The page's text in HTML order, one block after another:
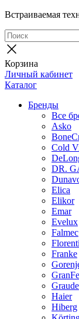
Встраиваемая
Корзина
Личный кабинет
Каталог
Бренды
Все
Asko
Cold
DR.
Elica
Elikor
Emar
Evelux
Falmec
Franke
Graude
Haier
Hiberg